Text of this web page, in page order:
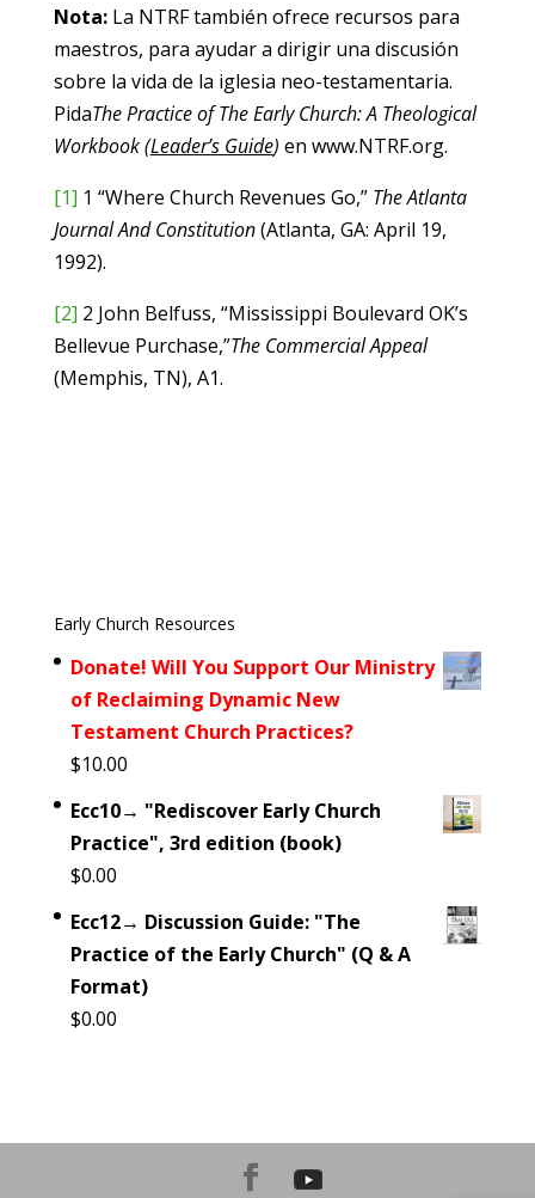
Nota: La NTRF también ofrece recursos para
maestros, para ayudar a dirigir una discusión
sobre la vida de la iglesia neo-testamentaria.
PidaThe Practice of The Early Church: A Theological
Workbook (Leader’s Guide) en www.NTRF.org.
[1] 1 “Where Church Revenues Go,” The Atlanta
Journal And Constitution(Atlanta, GA: April 19,
1992).
[2] 2 John Belfuss, “Mississippi Boulevard OK’s
Bellevue Purchase,”The Commercial Appeal
(Memphis, TN), A1.
Early Church Resources
Donate! Will You Support Our Ministry
of Reclaiming Dynamic New
Testament Church Practices?
$10.00
Ecc10→ "Rediscover Early Church
Practice", 3rd edition (book)
$0.00
Ecc12→ Discussion Guide: "The
Practice of the Early Church" (Q & A
Format)
$0.00